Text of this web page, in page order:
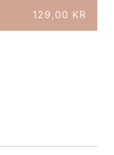
129,00 KR